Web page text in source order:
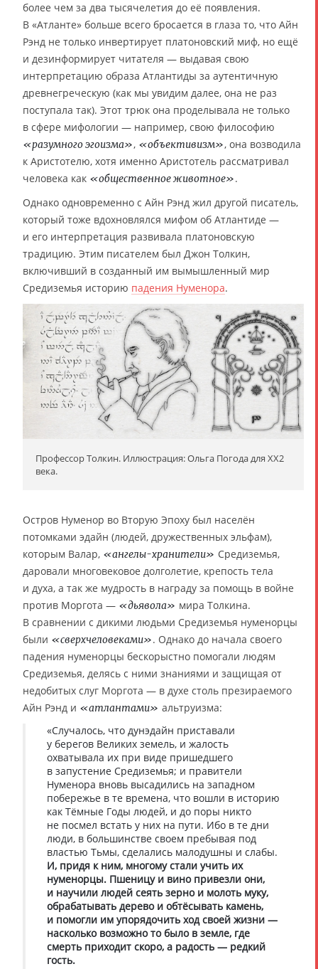
более чем за два тысячелетия до её появления.
В «Атланте» больше всего бросается в глаза то, что Айн
Рэнд не только инвертирует платоновский миф, но ещё
и дезинформирует читателя — выдавая свою
интерпретацию образа Атлантиды за аутентичную
древнегреческую (как мы увидим далее, она не раз
поступала так). Этот трюк она проделывала не только
в сфере мифологии — например, свою философию
«разумного эгоизма», «объективизм», она возводила
к Аристотелю, хотя именно Аристотель рассматривал
человека как «общественное животное».
Однако одновременно с Айн Рэнд жил другой писатель,
который тоже вдохновлялся мифом об Атлантиде —
и его интерпретация развивала платоновскую
традицию. Этим писателем был Джон Толкин,
включивший в созданный им вымышленный мир
Средиземья историю падения Нуменора.
Профессор Толкин. Иллюстрация: Ольга Погода для XX2
века.
Остров Нуменор во Вторую Эпоху был населён
потомками эдайн (людей, дружественных эльфам),
которым Валар, «ангелы-хранители» Средиземья,
даровали многовековое долголетие, крепость тела
и духа, а так же мудрость в награду за помощь в войне
против Моргота — «дьявола» мира Толкина.
В сравнении с дикими людьми Средиземья нуменорцы
были «сверхчеловеками». Однако до начала своего
падения нуменорцы бескорыстно помогали людям
Средиземья, делясь с ними знаниями и защищая от
недобитых слуг Моргота — в духе столь презираемого
Айн Рэнд и «атлантами» альтруизма:
«Случалось, что дунэдайн приставали
у берегов Великих земель, и жалость
охватывала их при виде пришедшего
в запустение Средиземья; и правители
Нуменора вновь высадились на западном
побережье в те времена, что вошли в историю
как Тёмные Годы людей, и до поры никто
не посмел встать у них на пути. Ибо в те дни
люди, в большинстве своем пребывая под
властью Тьмы, сделались малодушны и слабы.
И, придя к ним, многому стали учить их
нуменорцы. Пшеницу и вино привезли они,
и научили людей сеять зерно и молоть муку,
обрабатывать дерево и обтёсывать камень,
и помогли им упорядочить ход своей жизни —
насколько возможно то было в земле, где
смерть приходит скоро, а радость — редкий
гость.